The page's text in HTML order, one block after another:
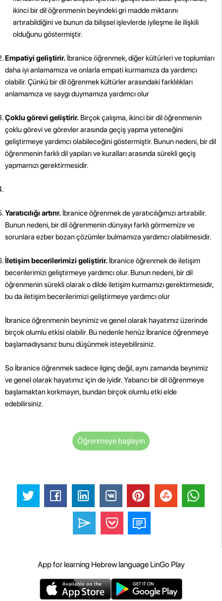
ikinci bir dil öğrenmenin beyindeki gri madde miktarını
artırabildiğini ve bunun da bilişsel işlevlerde iyileşme ile ilişkili
olduğunu göstermiştir.
Empatiyi geliştirir. İbranice öğrenmek, diğer kültürleri ve toplumları
daha iyi anlamamıza ve onlarla empati kurmamıza da yardımcı
olabilir. Çünkü bir dil öğrenmek kültürler arasındaki farklılıkları
anlamamıza ve saygı duymamıza yardımcı olur
Çoklu görevi geliştirir. Birçok çalışma, ikinci bir dil öğrenmenin
çoklu görevi ve görevler arasında geçiş yapma yeteneğini
geliştirmeye yardımcı olabileceğini göstermiştir. Bunun nedeni, bir dil
öğrenmenin farklı dil yapıları ve kuralları arasında sürekli geçiş
yapmamızı gerektirmesidir.
Yaratıcılığı artırır. İbranice öğrenmek de yaratıcılığımızı artırabilir.
Bunun nedeni, bir dil öğrenmenin dünyayı farklı görmemize ve
sorunlara ezber bozan çözümler bulmamıza yardımcı olabilmesidir.
İletişim becerilerimizi geliştirir. İbranice öğrenmek de iletişim
becerilerimizi geliştirmeye yardımcı olur. Bunun nedeni, bir dil
öğrenmenin sürekli olarak o dilde iletişim kurmamızı gerektirmesidir,
bu da iletişim becerilerimizi geliştirmeye yardımcı olur
İbranice öğrenmenin beynimiz ve genel olarak hayatımız üzerinde
birçok olumlu etkisi olabilir. Bu nedenle henüz İbranice öğrenmeye
başlamadıysanız bunu düşünmek isteyebilirsiniz.
So İbranice öğrenmek sadece ilginç değil, aynı zamanda beynimiz
ve genel olarak hayatımız için de iyidir. Yabancı bir dil öğrenmeye
başlamaktan korkmayın, bundan birçok olumlu etki elde
edebilirsiniz.
Öğrenmeye başlayın
App for learning Hebrew language LinGo Play